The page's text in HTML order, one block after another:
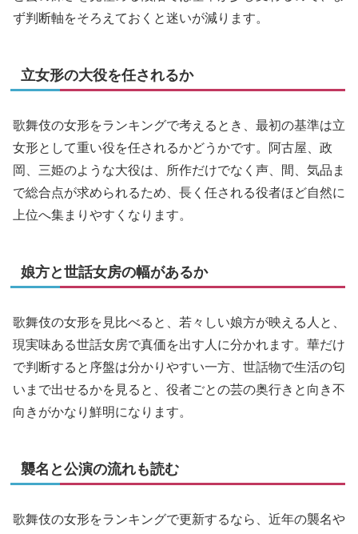
ず判断軸をそろえておくと迷いが減ります。
立女形の大役を任されるか
歌舞伎の女形をランキングで考えるとき、最初の基準は立
女形として重い役を任されるかどうかです。阿古屋、政
岡、三姫のような大役は、所作だけでなく声、間、気品ま
で総合点が求められるため、長く任される役者ほど自然に
上位へ集まりやすくなります。
娘方と世話女房の幅があるか
歌舞伎の女形を見比べると、若々しい娘方が映える人と、
現実味ある世話女房で真価を出す人に分かれます。華だけ
で判断すると序盤は分かりやすい一方、世話物で生活の匂
いまで出せるかを見ると、役者ごとの芸の奥行きと向き不
向きがかなり鮮明になります。
襲名と公演の流れも読む
歌舞伎の女形をランキングで更新するなら、近年の襲名や